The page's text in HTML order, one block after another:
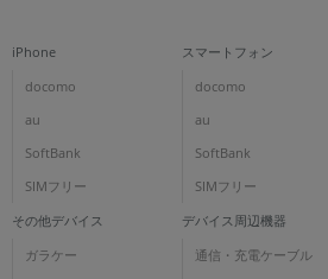
iPhone
docomo
au
SoftBank
SIMフリー
スマートフォン
docomo
au
SoftBank
SIMフリー
その他デバイス
ガラケー
デバイス周辺機器
通信・充電ケーブル